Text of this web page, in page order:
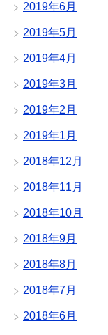
2019年6月
2019年5月
2019年4月
2019年3月
2019年2月
2019年1月
2018年12月
2018年11月
2018年10月
2018年9月
2018年8月
2018年7月
2018年6月